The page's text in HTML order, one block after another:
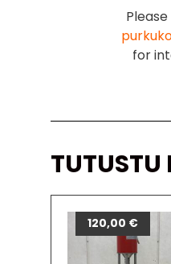
for
TUTUSTU
120,00 €